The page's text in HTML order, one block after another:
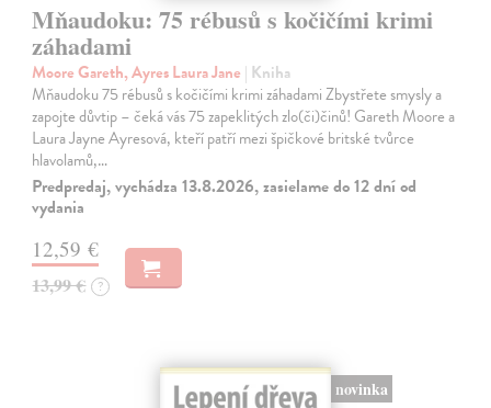
Mňaudoku: 75 rébusů s kočičími krimi
záhadami
Moore Gareth, Ayres Laura Jane | Kniha
Mňaudoku 75 rébusů s kočičími krimi záhadami Zbystřete smysly a
zapojte důvtip – čeká vás 75 zapeklitých zlo(či)činů! Gareth Moore a
Laura Jayne Ayresová, kteří patří mezi špičkové britské tvůrce
hlavolamů,…
Predpredaj, vychádza 13.8.2026, zasielame do 12 dní od
vydania
12,59 €
13,99 € ?
novinka